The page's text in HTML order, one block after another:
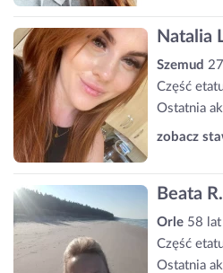
Natalia
Szemud
Część
Ostatnia
zobacz
Beata R.
Orle 58 lat
Część
Ostatnia